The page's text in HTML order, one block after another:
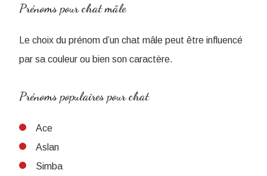
Prénoms pour chat mâle
Le choix du prénom d’un chat mâle peut être influencé
par sa couleur ou bien son caractère.
Prénoms populaires pour chat
Ace
Aslan
Simba